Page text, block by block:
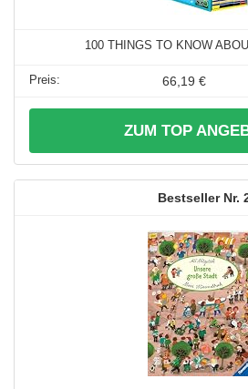
100 THINGS TO KNOW
66,19 €
ZUM TOP